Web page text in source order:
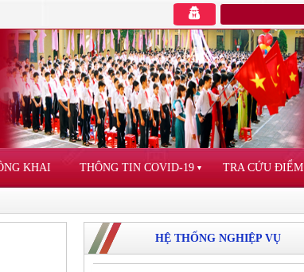
KHAI THÔNG TIN COVID-19 ▼ TRA CỨU ĐIỂM
HỆ THỐNG NGHIỆP VỤ